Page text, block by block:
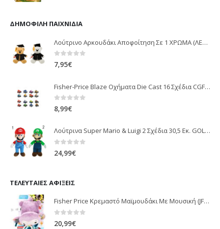
ΔΗΜΟΦΙΛΉ ΠΑΙΧΝΊΔΙΑ
Λούτρινο Αρκουδάκι Αποφοίτηση Σε 1 ΧΡΩΜΑ (ΛΕΥΚΟ)25Εκ 1850
0out of 5
7,95€
Fisher-Price Blaze Οχήματα Die Cast 16 Σχέδια CGF20
0 out of 5
8,99€
Λούτρινα Super Mario & Luigi 2 Σχέδια 30,5 Εκ. GOL13769
0 out of 5
24,99€
ΤΕΛΕΥΤΑΊΕΣ ΑΦΊΞΕΙΣ
Fisher Price Κρεμαστό Μαϊμουδάκι Με Μουσική (JFF02)
0 out of 5
20,99€